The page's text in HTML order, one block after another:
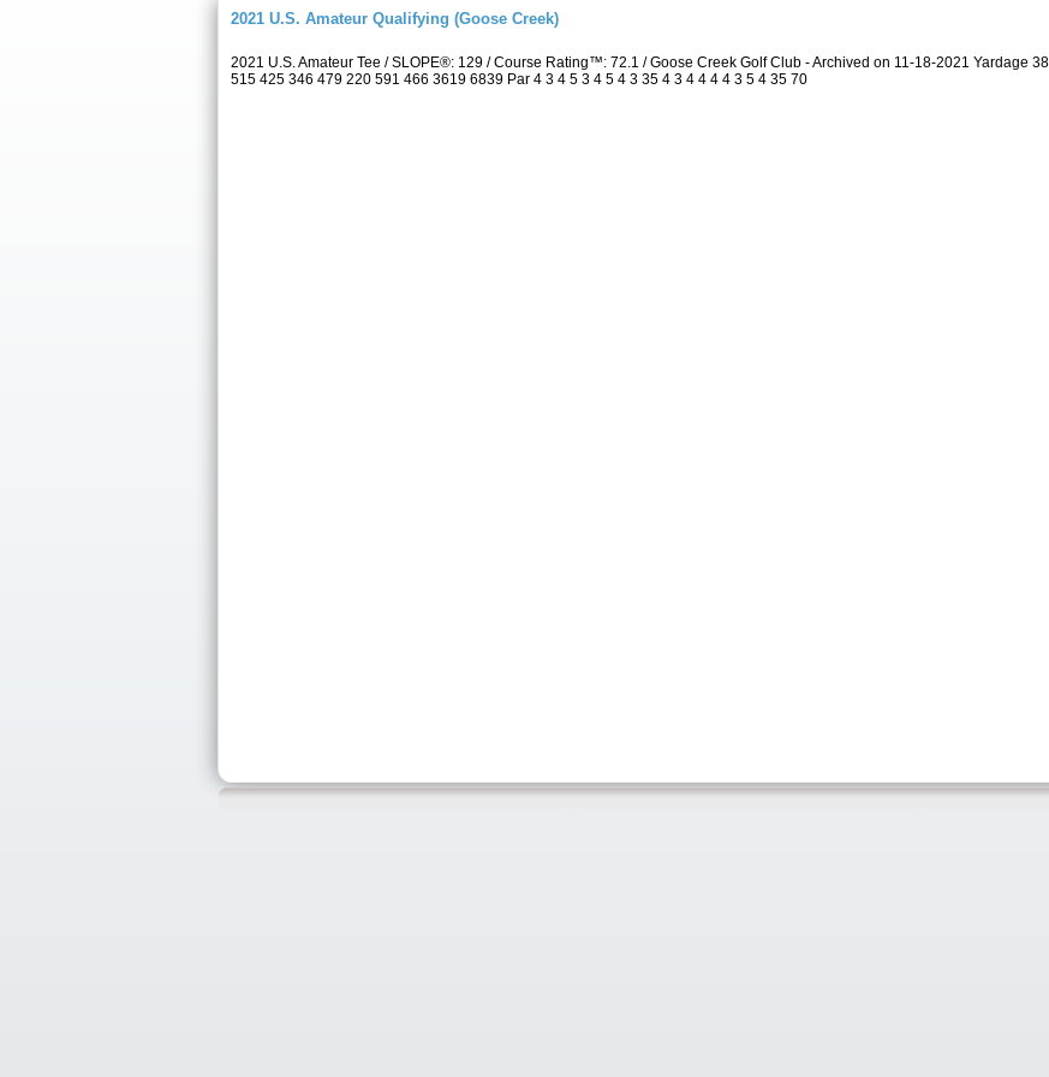
2021 U.S. Amateur Qualifying (Goose Creek)
2021 U.S. Amateur Tee / SLOPE®: 129 / Course Rating™: 72.1 / Goose Creek Golf Club - Archived on 11-18-2021 Yardage
515 425 346 479 220 591 466 3619 6839 Par 4 3 4 5 3 4 5 4 3 35 4 3 4 4 4 4 3 5 4 35 70